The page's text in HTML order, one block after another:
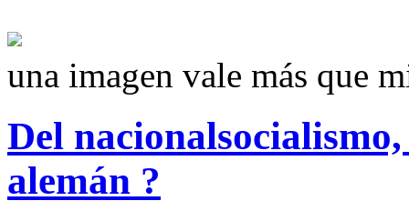
una imagen vale más que
Del
alemán ?